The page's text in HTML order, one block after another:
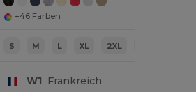
+46 Farben
S M L XL 2XL
W1 Frankreich